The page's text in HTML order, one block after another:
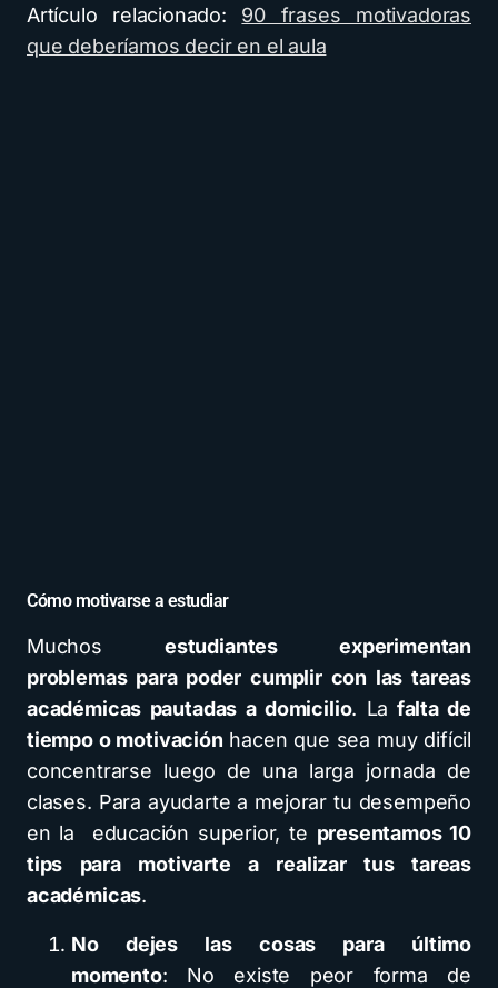
Artículo relacionado: 90 frases motivadoras
que deberíamos decir en el aula
Cómo motivarse a estudiar
Muchosestudiantes experimentan
problemas para poder cumplir con las tareas
académicas pautadas a domicilio. La falta de
tiempo o motivación hacen que sea muy difícil
concentrarse luego de una larga jornada de
clases. Para ayudarte a mejorar tu desempeño
en la educación superior, te presentamos 10
tips para motivarte a realizar tus tareas
académicas.
No dejes las cosas para último
momento: No existe peor forma de